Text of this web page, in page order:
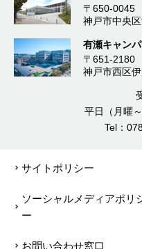
〒650-0045
神戸市中央
有瀬キャン
〒651-2180
神戸市西区
平日（月曜
Tel：
サイトポリシー
ソーシャルメディアポリ
ー
お問い合わせ窓口